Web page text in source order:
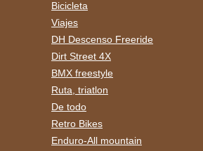
Bicicleta
Viajes
DH Descenso Freeride
Dirt Street 4X
BMX freestyle
Ruta, triatlon
De todo
Retro Bikes
Enduro-All mountain